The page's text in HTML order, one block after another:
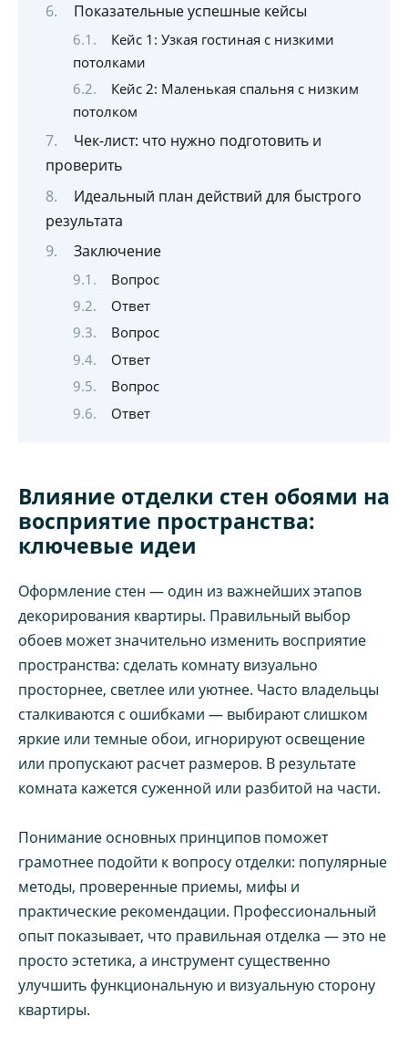
Показательные успешные кейсы
Кейс 1: Узкая гостиная с низкими
потолками
Кейс 2: Маленькая спальня с низким
потолком
Чек-лист: что нужно подготовить и
проверить
Идеальный план действий для быстрого
результата
Заключение
Вопрос
Ответ
Вопрос
Ответ
Вопрос
Ответ
Влияние отделки стен обоями на
восприятие пространства:
ключевые идеи
Оформление стен — один из важнейших этапов
декорирования квартиры. Правильный выбор
обоев может значительно изменить восприятие
пространства: сделать комнату визуально
просторнее, светлее или уютнее. Часто владельцы
сталкиваются с ошибками — выбирают слишком
яркие или темные обои, игнорируют освещение
или пропускают расчет размеров. В результате
комната кажется суженной или разбитой на части.
Понимание основных принципов поможет
грамотнее подойти к вопросу отделки: популярные
методы, проверенные приемы, мифы и
практические рекомендации. Профессиональный
опыт показывает, что правильная отделка — это не
просто эстетика, а инструмент существенно
улучшить функциональную и визуальную сторону
квартиры.